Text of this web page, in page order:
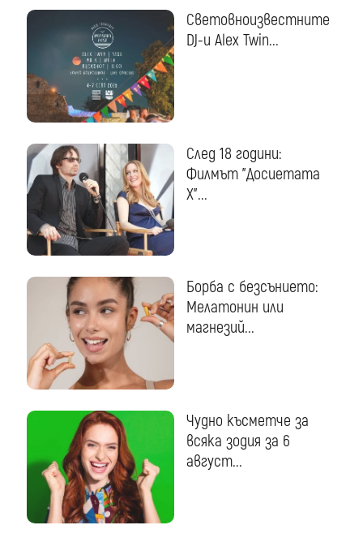
Световноизвестните
DJ-и Alex Twin...
След 18 години:
Филмът "Досиетата
Х"...
Борба с безсънието:
Мелатонин или
магнезий...
Чудно късметче за
всяка зодия за 6
август...